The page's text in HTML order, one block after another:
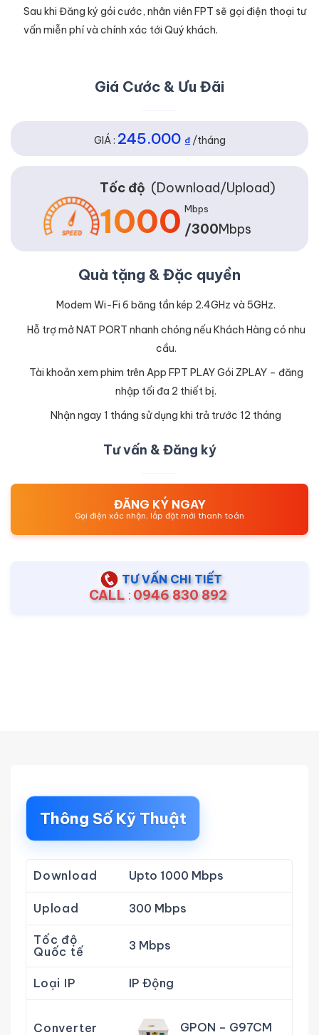
Sau khi Đăng ký gói cước, nhân viên FPT sẽ gọi điện thoại tư
vấn miễn phí và chính xác tới Quý khách.
Giá Cước & Ưu Đãi
GIÁ : 245.000 ₫/tháng
Tốc độ (Download/Upload)
1000 Mbps
/300Mbps
Quà tặng & Đặc quyền
Modem Wi-Fi 6 băng tần kép 2.4GHz và 5GHz.
Hỗ trợ mở NAT PORT nhanh chóng nếu Khách Hàng có nhu
cầu.
Tài khoản xem phim trên App FPT PLAY Gói ZPLAY – đăng
nhập tối đa 2 thiết bị.
Nhận ngay 1 tháng sử dụng khi trả trước 12 tháng
Tư vấn & Đăng ký
ĐĂNG KÝ NGAY
Gọi điện xác nhận, lắp đặt mới thanh toán
TƯ VẤN CHI TIẾT
CALL : 0946 830 892
Thông Số Kỹ Thuật
Download Upto 1000 Mbps
Upload 300 Mbps
Tốc độ
Quốc tế
3 Mbps
Loại IP IP Động
Converter GPON – G97CM